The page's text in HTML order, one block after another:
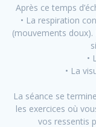
Après ce temps
• La respiration
(mouvements
•
• La
La séance se
les exercices où
vos ressentis